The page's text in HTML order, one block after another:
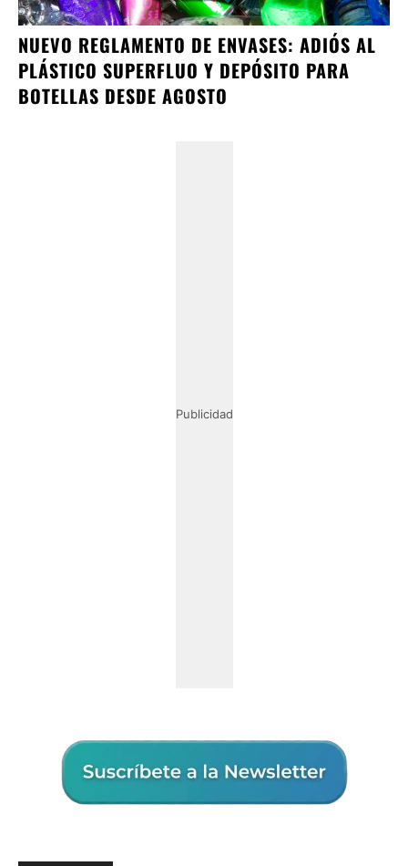
NUEVO REGLAMENTO DE ENVASES: ADIÓS AL
PLÁSTICO SUPERFLUO Y DEPÓSITO PARA
BOTELLAS DESDE AGOSTO
Publicidad